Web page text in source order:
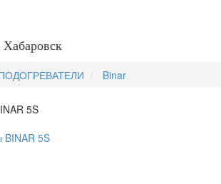
Хабаровск
Binar
5S